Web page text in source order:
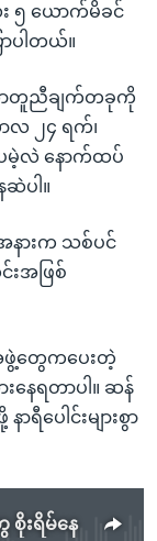
၅ ယောက်မိခင်
ပါတယ်။
ာတူညီချက်တခုကို
ာလ ၂၄ ရက်၊
ေမဲ့လဲ နောက်ထပ်
ပါ။
ားက သစ်ပင်
အဖြစ်
ဖွဲ့တွေကပေးတဲ့
နေရတာပါ။ ဆန်
ေါင်းများစွာ
စိုးရိမ်နေ